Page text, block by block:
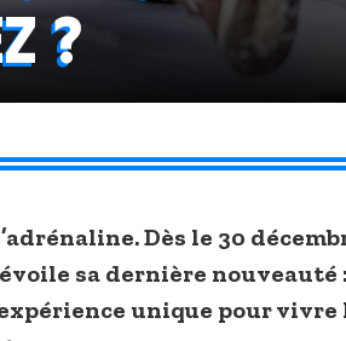
?
Dès le 30
sa dernière nouveauté
unique pour vivre